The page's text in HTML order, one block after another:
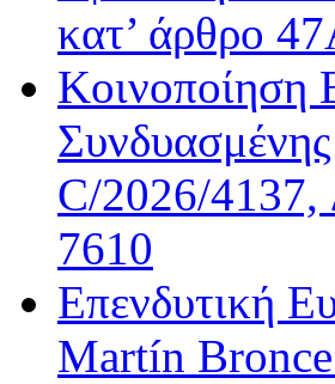
κατ’ άρθρο
Κοινοποίηση
C/2026/4137,
7610
Επενδυτική
Martín Bronce